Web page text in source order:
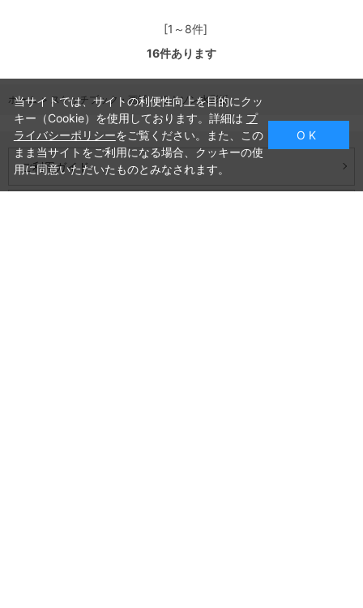
[1～8件]
16件あります
ホーム > スケッチブック・画紙 >ワトソン水彩紙
ご利用ガイド
当サイトでは、サイトの利便性向上を目的にクッ
キー（Cookie）を使用しております。詳細は プ
ライバシーポリシーをご覧ください。また、この
まま当サイトをご利用になる場合、クッキーの使
用に同意いただいたものとみなされます。
O K